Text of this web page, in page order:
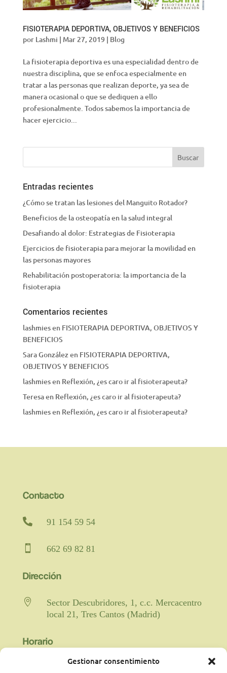
Gestionar consentimiento
FISIOTERAPIA DEPORTIVA, OBJETIVOS Y BENEFICIOS
por Lashmi | Mar 27, 2019| Blog
La fisioterapia deportiva es una especialidad dentro de
nuestra disciplina, que se enfoca especialmente en
tratar a las personas que realizan deporte, ya sea de
manera ocasional o que se dediquen a ello
profesionalmente. Todos sabemos la importancia de
hacer ejercicio...
Entradas recientes
¿Cómo se tratan las lesiones del Manguito Rotador?
Beneficios de la osteopatía en la salud integral
Desafiando al dolor: Estrategias de Fisioterapia
Ejercicios de fisioterapia para mejorar la movilidad en
las personas mayores
Rehabilitación postoperatoria: la importancia de la
fisioterapia
Comentarios recientes
lashmiesen FISIOTERAPIA DEPORTIVA, OBJETIVOS Y
BENEFICIOS
Sara Gonzálezen FISIOTERAPIA DEPORTIVA,
OBJETIVOS Y BENEFICIOS
lashmiesen Reflexión, ¿es caro ir al fisioterapeuta?
Teresaen Reflexión, ¿es caro ir al fisioterapeuta?
lashmiesen Reflexión, ¿es caro ir al fisioterapeuta?
Contacto
 91 154 59 54
 662 69 82 81
Dirección

Sector Descubridores, 1, c.c. Mercacentro
local 21, Tres Cantos (Madrid)
Horario